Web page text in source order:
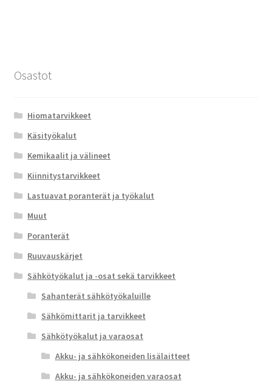
Osastot
Hiomatarvikkeet
Käsityökalut
Kemikaalit ja välineet
Kiinnitystarvikkeet
Lastuavat poranterät ja työkalut
Muut
Poranterät
Ruuvauskärjet
Sähkötyökalut ja -osat sekä tarvikkeet
Sahanterät sähkötyökaluille
Sähkömittarit ja tarvikkeet
Sähkötyökalut ja varaosat
Akku- ja sähkökoneiden lisälaitteet
Akku- ja sähkökoneiden varaosat